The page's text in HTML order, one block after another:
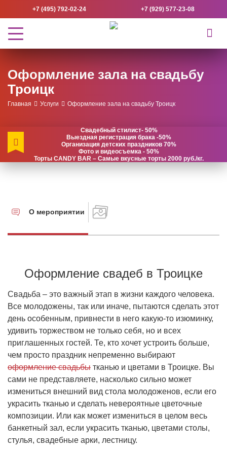
+7 (495) 792-02-24 +7 (929) 577-23-08
Оформление зала на свадьбу
Троицк
Главная Услуги Оформление зала на свадьбу Троицк
Свадебный стилист- 50%
Выездная регистрация брака -50%
Организация детских праздников 70%
Фото и видеосъемка - 50%
Торты CANDY BAR – Самые вкусные торты 2000 руб./кг.
О мероприятии
Оформление свадеб в Троицке
Свадьба – это важный этап в жизни каждого человека.
Все молодожены, так или иначе, пытаются сделать этот
день особенным, привнести в него какую-то изюминку,
удивить торжеством не только себя, но и всех
приглашенных гостей. Те, кто хочет устроить больше,
чем просто праздник непременно выбирают
оформление свадьбы тканью и цветами в Троицке. Вы
сами не представляете, насколько сильно может
измениться внешний вид стола молодоженов, если его
украсить тканью и сделать невероятные цветочные
композиции. Или как может измениться в целом весь
банкетный зал, если украсить тканью, цветами столы,
стулья, свадебные арки, лестницу.